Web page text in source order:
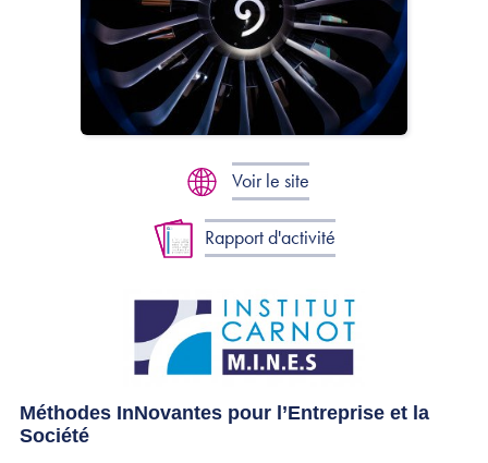
Voir le site
Rapport d'activité
Méthodes InNovantes pour l’Entreprise et la
Société